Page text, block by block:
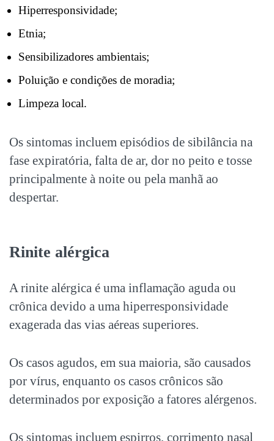
Hiperresponsividade;
Etnia;
Sensibilizadores ambientais;
Poluição e condições de moradia;
Limpeza local.
Os sintomas incluem episódios de sibilância na
fase expiratória, falta de ar, dor no peito e tosse
principalmente à noite ou pela manhã ao
despertar.
Rinite alérgica
A rinite alérgica é uma inflamação aguda ou
crônica devido a uma hiperresponsividade
exagerada das vias aéreas superiores.
Os casos agudos, em sua maioria, são causados
por vírus, enquanto os casos crônicos são
determinados por exposição a fatores alérgenos.
Os sintomas incluem espirros, corrimento nasal